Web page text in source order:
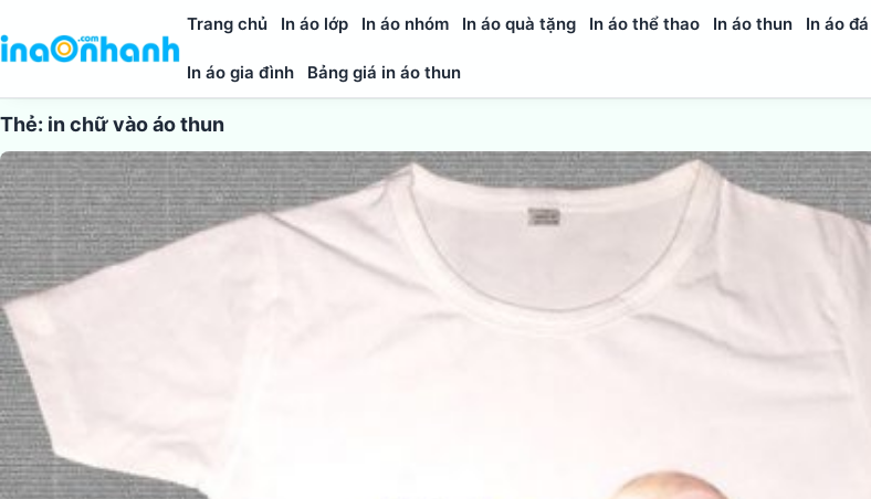
Trang chủ In áo lớp In áo nhóm In áo quà tặng In áo thể thao In áo thun In áo
In áo gia đình Bảng giá in áo thun
Thẻ: in chữ vào áo thun